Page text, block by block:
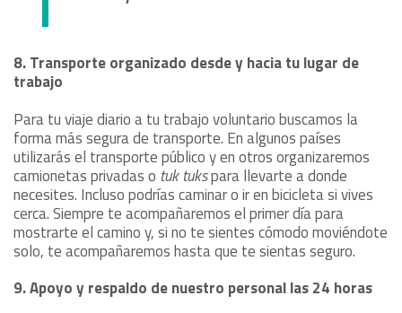
8. Transporte organizado desde y hacia tu lugar de
trabajo
Para tu viaje diario a tu trabajo voluntario buscamos la
forma más segura de transporte. En algunos países
utilizarás el transporte público y en otros organizaremos
camionetas privadas o tuk tukspara llevarte a donde
necesites. Incluso podrías caminar o ir en bicicleta si vives
cerca. Siempre te acompañaremos el primer día para
mostrarte el camino y, si no te sientes cómodo moviéndote
solo, te acompañaremos hasta que te sientas seguro.
9. Apoyo y respaldo de nuestro personal las 24 horas